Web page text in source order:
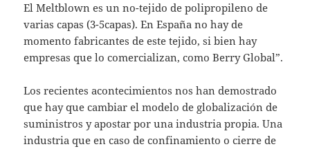
El Meltblown es un no-tejido de polipropileno de
varias capas (3-5capas). En España no hay de
momento fabricantes de este tejido, si bien hay
empresas que lo comercializan, como Berry Global”.
Los recientes acontecimientos nos han demostrado
que hay que cambiar el modelo de globalización de
suministros y apostar por una industria propia. Una
industria que en caso de confinamiento o cierre de